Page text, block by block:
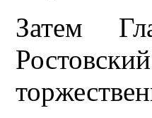
Затем